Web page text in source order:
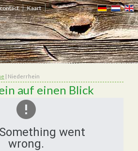
contact Kaart
| Niederrhein
auf einen Blick
went
wrong.